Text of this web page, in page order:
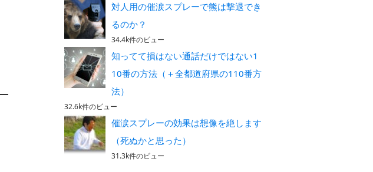
対人用の催涙スプレーで熊は撃退でき
るのか？
34.4k件のビュー
知ってて損はない通話だけではない1
10番の方法（＋全都道府県の110番方
法）
32.6k件のビュー
催涙スプレーの効果は想像を絶します
（死ぬかと思った）
31.3k件のビュー